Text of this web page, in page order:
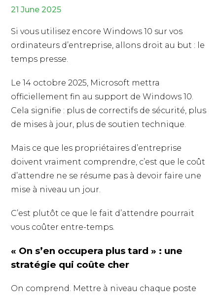
21 June 2025
Si vous utilisez encore Windows 10 sur vos
ordinateurs d’entreprise, allons droit au but : le
temps presse.
Le 14 octobre 2025, Microsoft mettra
officiellement fin au support de Windows 10.
Cela signifie : plus de correctifs de sécurité, plus
de mises à jour, plus de soutien technique.
Mais ce que les propriétaires d’entreprise
doivent vraiment comprendre, c’est que le coût
d’attendre ne se résume pas à devoir faire une
mise à niveau un jour.
C’est plutôt ce que le fait d’attendre pourrait
vous coûter entre-temps.
« On s’en occupera plus tard » : une
stratégie qui coûte cher
On comprend. Mettre à niveau chaque poste